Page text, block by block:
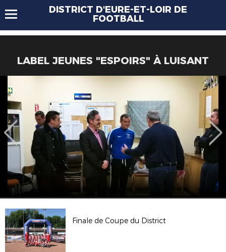
DISTRICT D'EURE-ET-LOIR DE
FOOTBALL
LABEL JEUNES "ESPOIRS" À LUISANT
Finale de Coupe du District